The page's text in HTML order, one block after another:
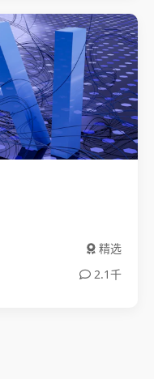
精选
2.1千